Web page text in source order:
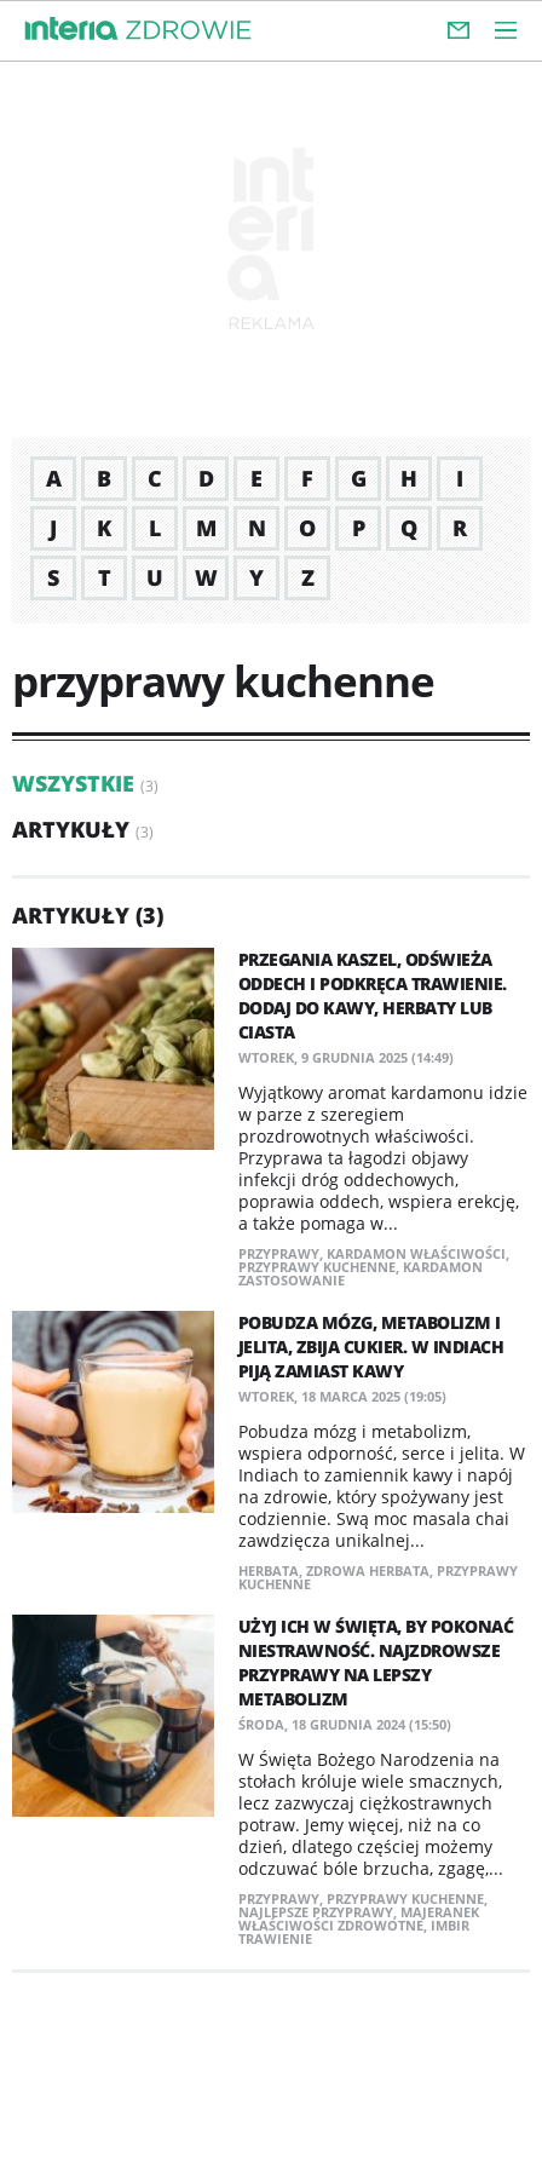
A B C D E F G H
I
J
K L M N O P Q
R
S
T U W Y Z
przyprawy kuchenne
WSZYSTKIE (3)
ARTYKUŁY (3)
ARTYKUŁY (3)
PRZEGANIA KASZEL, ODŚWIEŻA
ODDECH I PODKRĘCA TRAWIENIE.
DODAJ DO KAWY, HERBATY LUB
CIASTA
WTOREK, 9 GRUDNIA 2025 (14:49)
Wyjątkowy aromat kardamonu idzie
w parze z szeregiem
prozdrowotnych właściwości.
Przyprawa ta łagodzi objawy
infekcji dróg oddechowych,
poprawia oddech, wspiera erekcję,
a także pomaga w...
PRZYPRAWY, KARDAMON WŁAŚCIWOŚCI,
PRZYPRAWY KUCHENNE, KARDAMON
ZASTOSOWANIE
POBUDZA MÓZG, METABOLIZM I
JELITA, ZBIJA CUKIER. W INDIACH
PIJĄ ZAMIAST KAWY
WTOREK, 18 MARCA 2025 (19:05)
Pobudza mózg i metabolizm,
wspiera odporność, serce i jelita. W
Indiach to zamiennik kawy i napój
na zdrowie, który spożywany jest
codziennie. Swą moc masala chai
zawdzięcza unikalnej...
HERBATA, ZDROWA HERBATA, PRZYPRAWY
KUCHENNE
UŻYJ ICH W ŚWIĘTA, BY POKONAĆ
NIESTRAWNOŚĆ. NAJZDROWSZE
PRZYPRAWY NA LEPSZY
METABOLIZM
ŚRODA, 18 GRUDNIA 2024 (15:50)
W Święta Bożego Narodzenia na
stołach króluje wiele smacznych,
lecz zazwyczaj ciężkostrawnych
potraw. Jemy więcej, niż na co
dzień, dlatego częściej możemy
odczuwać bóle brzucha, zgagę,...
PRZYPRAWY, PRZYPRAWY KUCHENNE,
NAJLEPSZE PRZYPRAWY, MAJERANEK
WŁAŚCIWOŚCI ZDROWOTNE, IMBIR
TRAWIENIE